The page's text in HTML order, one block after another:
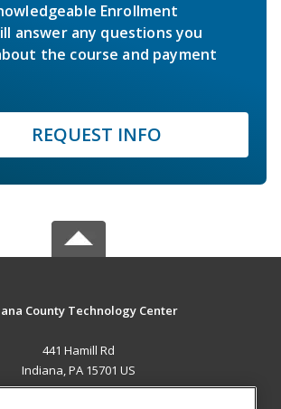
Enrollment
answer any questions you
the course and payment
REQUEST INFO
County Technology Center
441 Hamill Rd
Indiana, PA 15701 US